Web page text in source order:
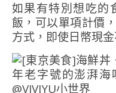
如果有特別想吃的
飯，可以單項計價
方式，即使日幣現